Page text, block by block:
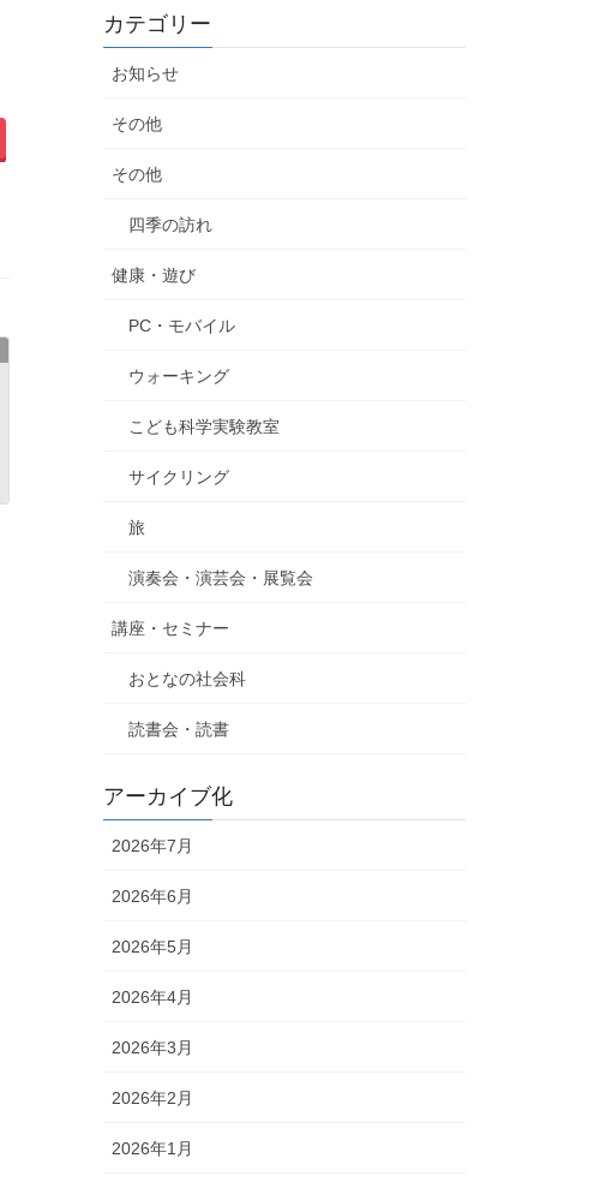
カテゴリー
お知らせ
その他
その他
四季の訪れ
健康・遊び
PC・モバイル
ウォーキング
こども科学実験教室
サイクリング
旅
演奏会・演芸会・展覧会
講座・セミナー
おとなの社会科
読書会・読書
アーカイブ化
2026年7月
2026年6月
2026年5月
2026年4月
2026年3月
2026年2月
2026年1月